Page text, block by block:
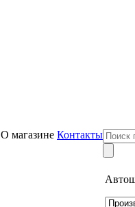
О магазине Контакты